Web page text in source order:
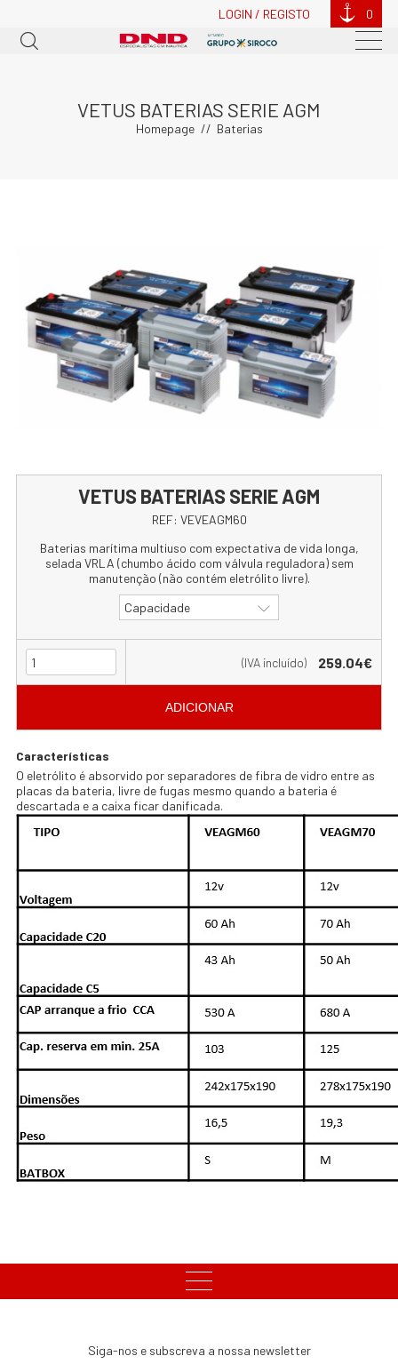
LOGIN / REGISTO 0
VETUS BATERIAS SERIE AGM
Homepage Baterias
VETUS BATERIAS SERIE AGM
REF: VEVEAGM60
Baterias marítima multiuso com expectativa de vida longa,
selada VRLA (chumbo ácido com válvula reguladora) sem
manutenção (não contém eletrólito livre).
Capacidade
(IVA incluído) 259.04€
ADICIONAR
Características
O eletrólito é absorvido por separadores de fibra de vidro entre as
placas da bateria, livre de fugas mesmo quando a bateria é
descartada e a caixa ficar danificada.
Siga-nos e subscreva a nossa newsletter